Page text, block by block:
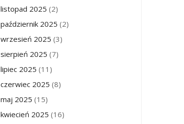
listopad 2025 (2)
październik 2025 (2)
wrzesień 2025 (3)
sierpień 2025 (7)
lipiec 2025 (11)
czerwiec 2025 (8)
maj 2025 (15)
kwiecień 2025 (16)